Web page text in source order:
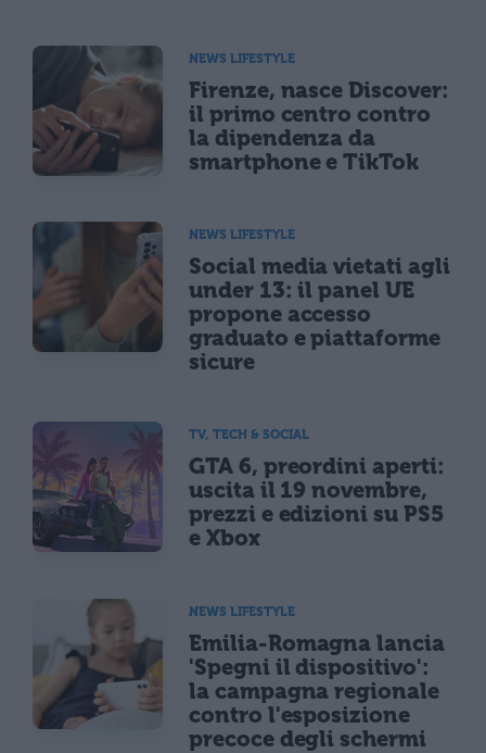
NEWS LIFESTYLE
Firenze, nasce Discover:
il primo centro contro
la dipendenza da
smartphone e TikTok
NEWS LIFESTYLE
Social media vietati agli
under 13: il panel UE
propone accesso
graduato e piattaforme
sicure
TV, TECH & SOCIAL
GTA 6, preordini aperti:
uscita il 19 novembre,
prezzi e edizioni su PS5
e Xbox
NEWS LIFESTYLE
Emilia-Romagna lancia
'Spegni il dispositivo':
la campagna regionale
contro l'esposizione
precoce degli schermi